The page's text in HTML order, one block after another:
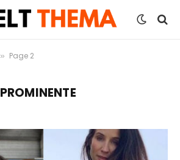
» Page 2
PROMINENTE